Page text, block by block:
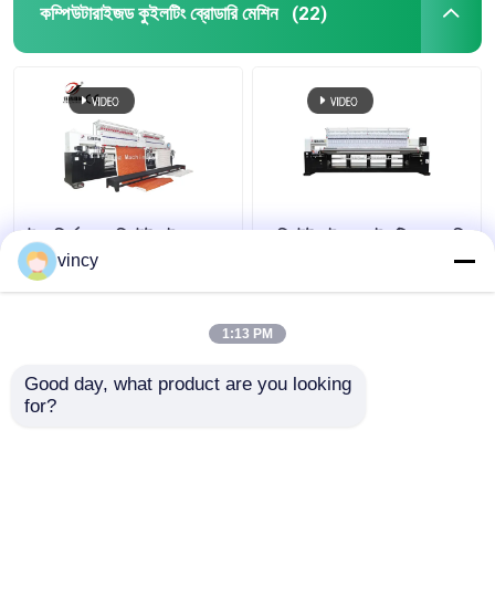
কম্পিউটারাইজড কুইলটিং ব্রোডারি মেশিন (22)
উচ্চ নির্ভুলতা কম্পিউটারাইজড
Quilting সূচিকর্ম মেশিন
স্বয়ংক্রিয় পোশাক বিছানা জন্য
আমাদের সাথে যোগাযোগ করুন
কম্পিউটারাইজড কুইলটিং ব্রোডারি
vincy
1:13 PM
Good day, what product are you looking
for?